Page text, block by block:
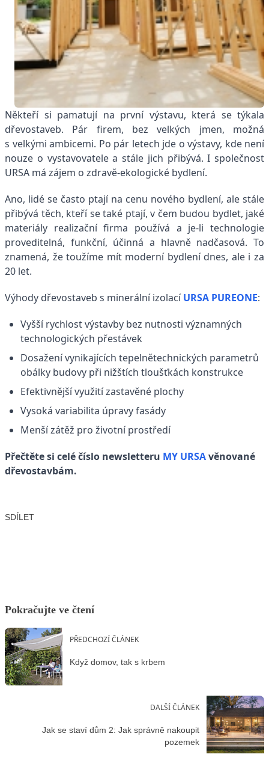
Někteří si pamatují na první výstavu, která se týkala
dřevostaveb. Pár ﬁrem, bez velkých jmen, možná
s velkými ambicemi. Po pár letech jde o výstavy, kde není
nouze o vystavovatele a stále jich přibývá. I společnost
URSA má zájem o zdravě-ekologické bydlení.
Ano, lidé se často ptají na cenu nového bydlení, ale stále
přibývá těch, kteří se také ptají, v čem budou bydlet, jaké
materiály realizační ﬁrma používá a je-li technologie
proveditelná, funkční, účinná a hlavně nadčasová. To
znamená, že toužíme mít moderní bydlení dnes, ale i za
20 let.
Výhody dřevostaveb s minerální izolacíURSA PUREONE:
Vyšší rychlost výstavby bez nutnosti významných
technologických přestávek
Dosažení vynikajících tepelnětechnických parametrů
obálky budovy při nižštích tloušťkách konstrukce
Efektivnější využití zastavěné plochy
Vysoká variabilita úpravy fasády
Menší zátěž pro životní prostředí
Přečtěte si celé číslo newsletteru MY URSAvěnované
dřevostavbám.
SDÍLET
Pokračujte ve čtení
PŘEDCHOZÍ ČLÁNEK
Když domov, tak s krbem
DALŠÍ ČLÁNEK
Jak se staví dům 2: Jak správně nakoupit
pozemek